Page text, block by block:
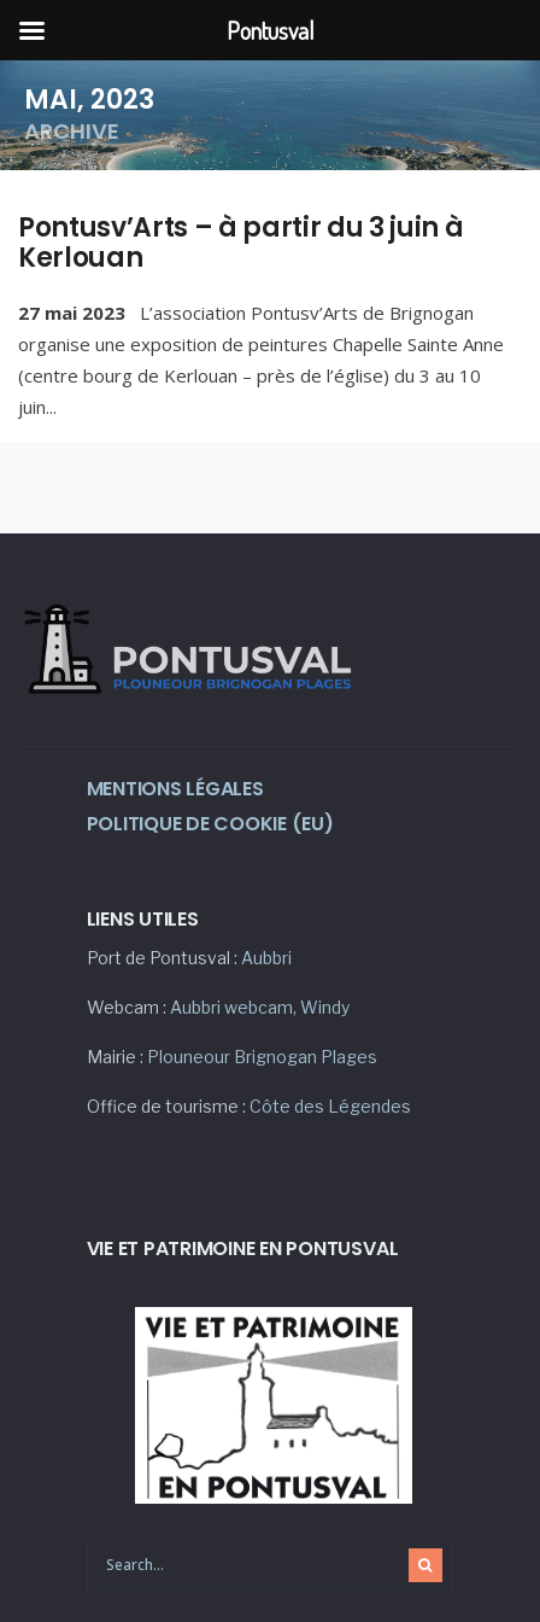
MAI, 2023
ARCHIVE
Pontusv’Arts – à partir du 3 juin à
Kerlouan
27 mai 2023
L’association Pontusv’Arts de Brignogan
organise une exposition de peintures Chapelle Sainte Anne
(centre bourg de Kerlouan – près de l’église) du 3 au 10
juin...
MENTIONS LÉGALES
POLITIQUE DE COOKIE (EU)
LIENS UTILES
Port de Pontusval : Aubbri
Webcam : Aubbri webcam, Windy
Mairie : Plouneour Brignogan Plages
Office de tourisme : Côte des Légendes
VIE ET PATRIMOINE EN PONTUSVAL
Pontusval